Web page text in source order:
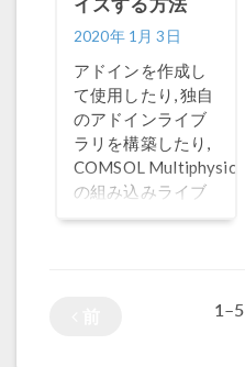
2020年 1月 3日
アドインを作成し
て使用したり, 独自
のアドインライブ
ラリを構築したり,
COMSOL Multiphysics
の組み込みライブ
ラリを使用したり
1–5